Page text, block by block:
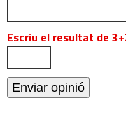
Escriu el resultat de